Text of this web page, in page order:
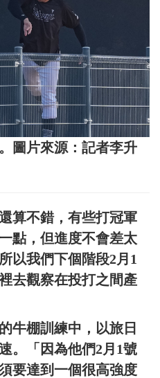
圖片來源：記者李升
算不錯，有些打冠軍
點，但進度不會差太
以我們下個階段2月1
去觀察在投打之間產
牛棚訓練中，以旅日
。「因為他們2月1號
要達到一個很高強度